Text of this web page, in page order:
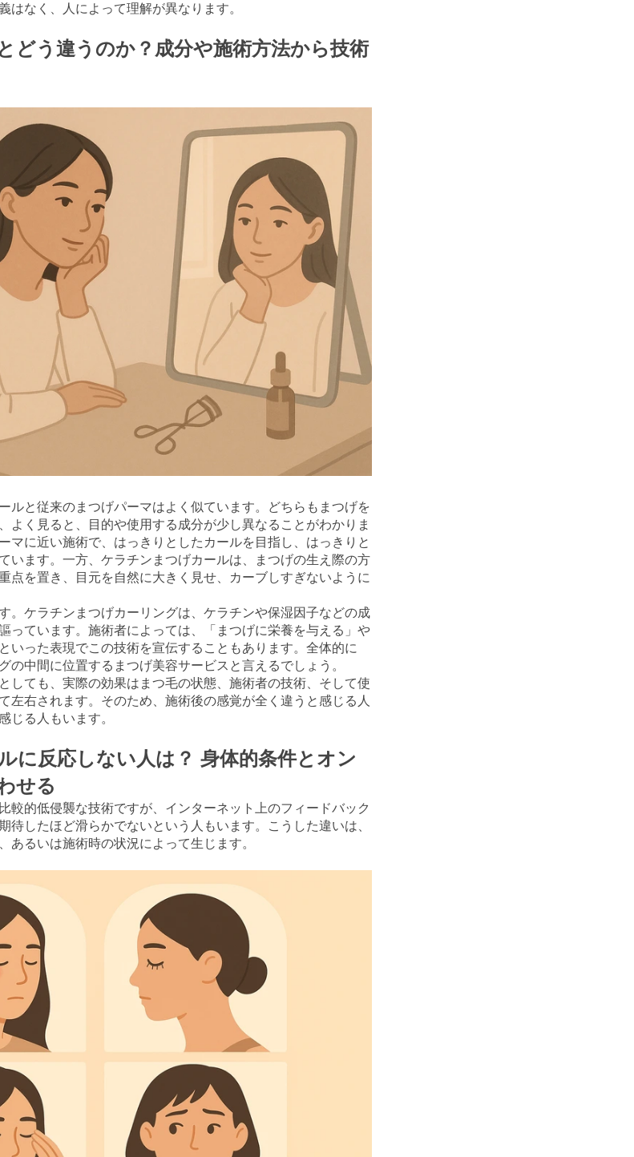
はなく、人によって理解が異なります。
どう違うのか？成分や施術方法から技術
ルと従来のまつげパーマはよく似ています。どちらもまつげを
よく見ると、目的や使用する成分が少し異なることがわかりま
マに近い施術で、はっきりとしたカールを目指し、はっきりと
います。一方、ケラチンまつげカールは、まつげの生え際の方
点を置き、目元を自然に大きく見せ、カーブしすぎないように
。ケラチンまつげカーリングは、ケラチンや保湿因子などの成
っています。施術者によっては、「まつげに栄養を与える」や
いった表現でこの技術を宣伝することもあります。全体的に
の中間に位置するまつげ美容サービスと言えるでしょう。
しても、実際の効果はまつ毛の状態、施術者の技術、そして使
左右されます。そのため、施術後の感覚が全く違うと感じる人
じる人もいます。
に反応しない人は？ 身体的条件とオン
せる
較的低侵襲な技術ですが、インターネット上のフィードバック
待したほど滑らかでないという人もいます。こうした違いは、
あるいは施術時の状況によって生じます。